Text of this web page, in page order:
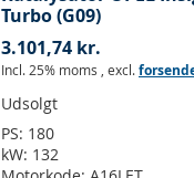
Turbo (G09)
3.101,74 kr.
Incl. 25% moms , excl.
Udsolgt
PS: 180
kW: 132